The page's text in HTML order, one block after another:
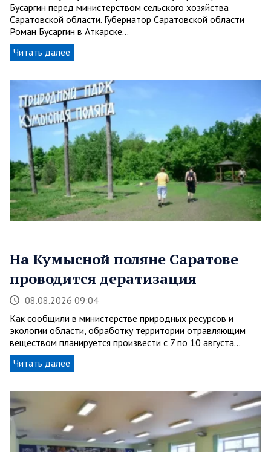
Бусаргин перед министерством сельского хозяйства
Саратовской области. Губернатор Саратовской области
Роман Бусаргин в Аткарске…
Читать далее
На Кумысной поляне Саратове
проводится дератизация
08.08.2026 09:04
Как сообщили в министерстве природных ресурсов и
экологии области, обработку территории отравляющим
веществом планируется произвести с 7 по 10 августа…
Читать далее